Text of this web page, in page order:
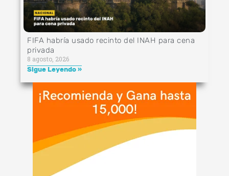
FIFA habría usado recinto del INAH para cena
privada
8 agosto, 2026
Sigue Leyendo »